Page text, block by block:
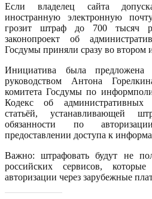
Если владелец сайта
иностранную электронную
грозит штраф до 700 тысяч
законопроект об
Госдумы приняли сразу во втором
Инициатива была предложена
руководством Антона
комитета Госдумы по
Кодекс об административных
статьёй, устанавливающей
обязанности по
предоставлении доступа к
Важно: штрафовать будут не
российских сервисов,
авторизации через зарубежные